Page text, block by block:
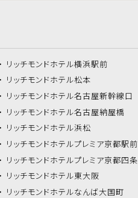
リッチモンドホテル横浜駅前
リッチモンドホテル松本
リッチモンドホテル名古屋新幹線口
リッチモンドホテル名古屋納屋橋
リッチモンドホテル浜松
リッチモンドホテルプレミア京都駅前
リッチモンドホテルプレミア京都四条
リッチモンドホテル東大阪
リッチモンドホテルなんば大国町